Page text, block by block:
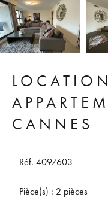
CANNES
Réf. 4097603
Pièce(s) : 2 pièces